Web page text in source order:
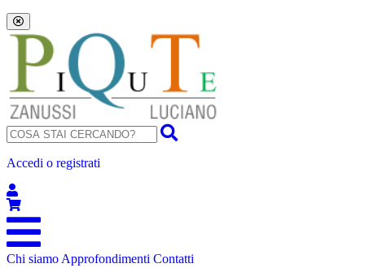
Accedi o registrati
Chi siamo Approfondimenti Contatti